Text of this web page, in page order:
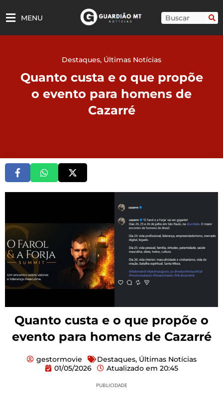
para
MENU Pesquisar
Destaques, Últimas Notícias
Quanto custa e o que propõe
o evento para homens de
Cazarré
Quanto custa e o que propõe o
evento para homens de Cazarré
gestormovie Destaques, Últimas Notícias
01/05/2026
Atualizado em 20:45
PUBLICIDADE